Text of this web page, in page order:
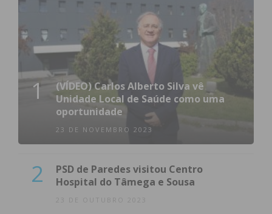
1
(VÍDEO) Carlos Alberto Silva vê
Unidade Local de Saúde como uma
oportunidade
23 DE NOVEMBRO 2023
2
PSD de Paredes visitou Centro
Hospital do Tâmega e Sousa
23 DE OUTUBRO 2023